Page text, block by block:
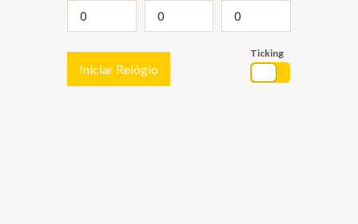
Iniciar Relógio
Ticking